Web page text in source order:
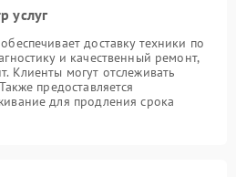
услуг
доставку техники по
и качественный ремонт,
Клиенты могут отслеживать
предоставляется
для продления срока